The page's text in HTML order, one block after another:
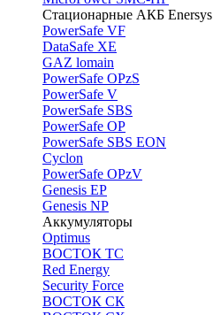
Стационарные АКБ Enersys
PowerSafe VF
DataSafe XE
GAZ lomain
PowerSafe OPzS
PowerSafe V
PоwerSafe SBS
PowerSafe OP
PоwerSafe SBS EON
Cyclon
PowerSafe OPzV
Genesis EP
Genesis NP
Аккумуляторы
Optimus
ВОСТОК ТС
Red Energy
Security Force
ВОСТОК СК